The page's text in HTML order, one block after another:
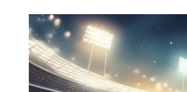
148
Utrecht